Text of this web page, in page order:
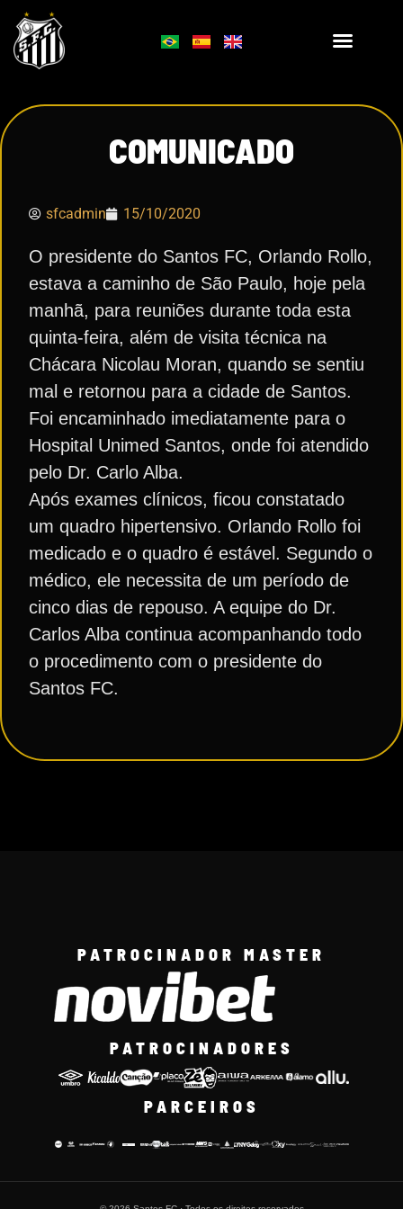
COMUNICADO
sfcadmin 15/10/2020
O presidente do Santos FC, Orlando Rollo,
estava a caminho de São Paulo, hoje pela
manhã, para reuniões durante toda esta
quinta-feira, além de visita técnica na
Chácara Nicolau Moran, quando se sentiu
mal e retornou para a cidade de Santos.
Foi encaminhado imediatamente para o
Hospital Unimed Santos, onde foi atendido
pelo Dr. Carlo Alba.
Após exames clínicos, ficou constatado
um quadro hipertensivo. Orlando Rollo foi
medicado e o quadro é estável. Segundo o
médico, ele necessita de um período de
cinco dias de repouso. A equipe do Dr.
Carlos Alba continua acompanhando todo
o procedimento com o presidente do
Santos FC.
PATROCINADOR MASTER
PATROCINADORES
PARCEIROS